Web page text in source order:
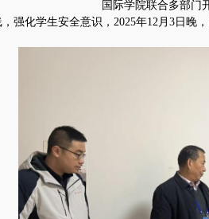
国际学院联合多部门
强化学生安全意识， 2025年12 月 3 日晚